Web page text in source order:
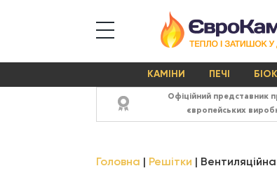
КАМІНИ ПЕЧІ
Офіційний представник
європейських
Головна Решітки